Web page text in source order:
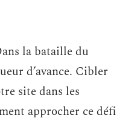
la bataille du
d’avance. Cibler
site dans les
approcher ce défi